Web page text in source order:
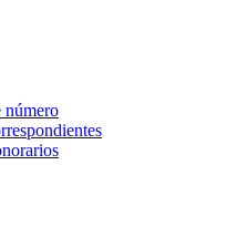
número